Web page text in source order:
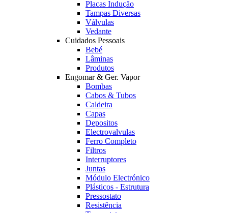
Placas Indução
Tampas Diversas
Válvulas
Vedante
Cuidados Pessoais
Bebé
Lâminas
Produtos
Engomar & Ger. Vapor
Bombas
Cabos & Tubos
Caldeira
Capas
Depositos
Electrovalvulas
Ferro Completo
Filtros
Interruptores
Juntas
Módulo Electrónico
Plásticos - Estrutura
Pressostato
Resistência